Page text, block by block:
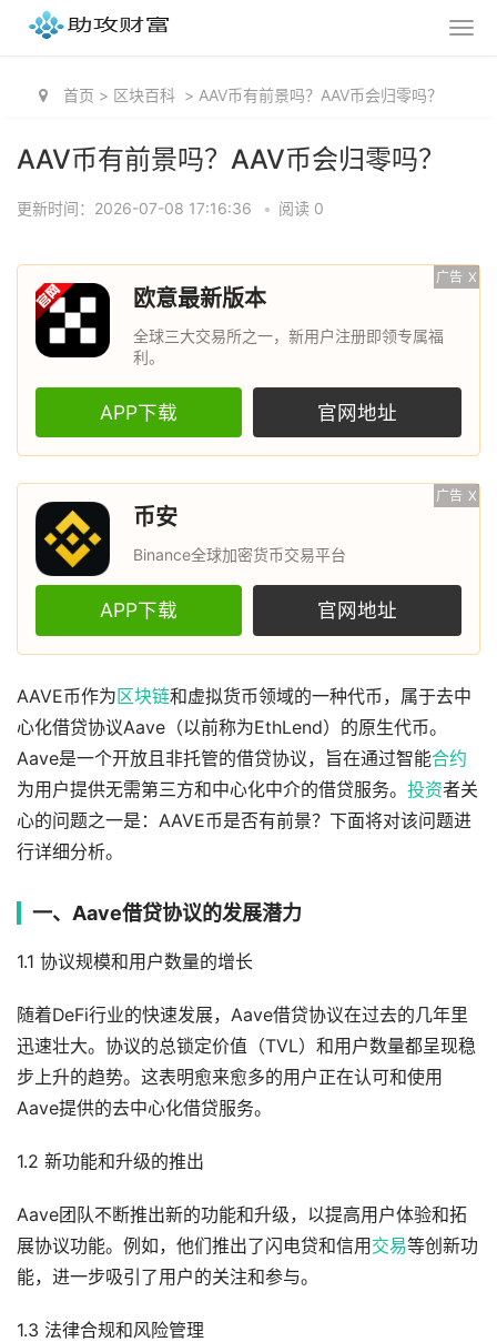
首页 > 区块百科 > AAV币有前景吗？AAV币会归零吗？
AAV币有前景吗？AAV币会归零吗？
更新时间：2026-07-08 17:16:36 • 阅读 0
广告 X
欧意最新版本
全球三大交易所之一，新用户注册即领专属福
利。
APP下载 官网地址
广告 X
币安
Binance全球加密货币交易平台
APP下载 官网地址
AAVE币作为区块链和虚拟货币领域的一种代币，属于去中
心化借贷协议Aave（以前称为EthLend）的原生代币。
Aave是一个开放且非托管的借贷协议，旨在通过智能合约
为用户提供无需第三方和中心化中介的借贷服务。 投资者关
心的问题之一是：AAVE币是否有前景？下面将对该问题进
行详细分析。
一、Aave借贷协议的发展潜力
1.1 协议规模和用户数量的增长
随着DeFi行业的快速发展，Aave借贷协议在过去的几年里
迅速壮大。协议的总锁定价值（TVL）和用户数量都呈现稳
步上升的趋势。这表明愈来愈多的用户正在认可和使用
Aave提供的去中心化借贷服务。
1.2 新功能和升级的推出
Aave团队不断推出新的功能和升级，以提高用户体验和拓
展协议功能。例如，他们推出了闪电贷和信用 交易等创新功
能，进一步吸引了用户的关注和参与。
1.3 法律合规和风险管理